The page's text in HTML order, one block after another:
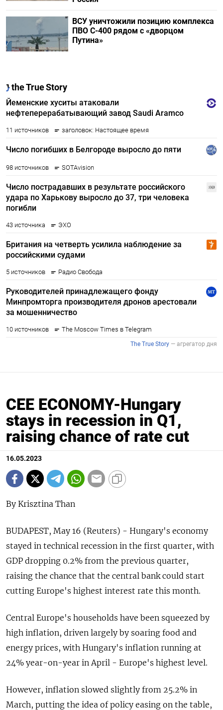
ВСУ уничтожили позицию комплекса
ПВО С-400 рядом с «дворцом
Путина»
CEE ECONOMY-Hungary
stays in recession in Q1,
raising chance of rate cut
16.05.2023
By Krisztina Than
BUDAPEST, May 16 (Reuters) - Hungary's economy
stayed in technical recession in the first quarter, with
GDP dropping 0.2% from the previous quarter,
raising the chance that the central bank could start
cutting Europe's highest interest rate this month.
Central Europe's households have been squeezed by
high inflation, driven largely by soaring food and
energy prices, with Hungary's inflation running at
24% year-on-year in April - Europe's highest level.
However, inflation slowed slightly from 25.2% in
March, putting the idea of policy easing on the table,